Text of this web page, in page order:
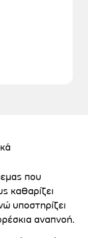
που
καθαρίζει
υποστηρίζει
αναπνοή.